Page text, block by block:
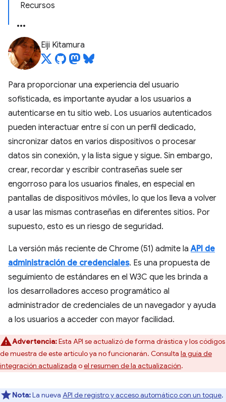
Recursos
Eiji Kitamura
Para proporcionar una experiencia del usuario
sofisticada, es importante ayudar a los usuarios a
autenticarse en tu sitio web. Los usuarios autenticados
pueden interactuar entre sí con un perfil dedicado,
sincronizar datos en varios dispositivos o procesar
datos sin conexión, y la lista sigue y sigue. Sin embargo,
crear, recordar y escribir contraseñas suele ser
engorroso para los usuarios finales, en especial en
pantallas de dispositivos móviles, lo que los lleva a volver
a usar las mismas contraseñas en diferentes sitios. Por
supuesto, esto es un riesgo de seguridad.
La versión más reciente de Chrome (51) admite laAPI de
administración de credenciales. Es una propuesta de
seguimiento de estándares en el W3C que les brinda a
los desarrolladores acceso programático al
administrador de credenciales de un navegador y ayuda
a los usuarios a acceder con mayor facilidad.
Advertencia:Esta API se actualizó de forma drástica y los códigos
de muestra de este artículo ya no funcionarán. Consulta la guía de
integración actualizada oel resumen de la actualización.
Nota:La nueva API de registro y acceso automático con un toque,